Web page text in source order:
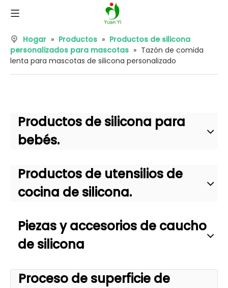
Hogar » Productos » Productos de silicona
personalizados para mascotas » Tazón de comida
lenta para mascotas de silicona personalizado
Productos de silicona para
bebés.
Productos de utensilios de
cocina de silicona.
Piezas y accesorios de caucho
de silicona
Proceso de superficie de